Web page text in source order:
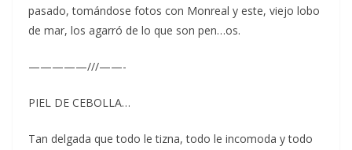
pasado, tomándose fotos con Monreal y este, viejo lobo
de mar, los agarró de lo que son pen…os.
—————///——-
PIEL DE CEBOLLA…
Tan delgada que todo le tizna, todo le incomoda y todo